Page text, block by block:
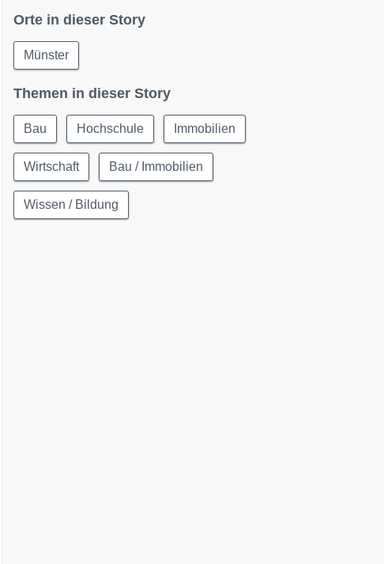
Orte in dieser Story
Münster
Themen in dieser Story
Bau Hochschule Immobilien
Wirtschaft Bau / Immobilien
Wissen / Bildung